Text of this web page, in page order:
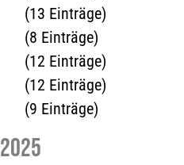
(13 Einträge)
(8 Einträge)
(12 Einträge)
(12 Einträge)
(9 Einträge)
2025